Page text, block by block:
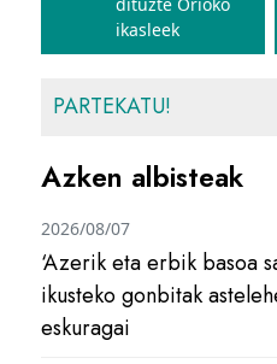
ikasleek
PARTEKATU!
Azken albisteak
‘Azerik eta erbik basoa
ikusteko gonbitak
eskuragai
2026/08/07